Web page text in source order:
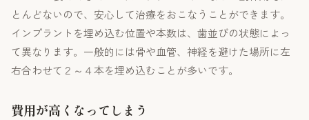
とんどないので、安心して治療をおこなうことができます。
インプラントを埋め込む位置や本数は、歯並びの状態によっ
て異なります。一般的には骨や血管、神経を避けた場所に左
右合わせて２～４本を埋め込むことが多いです。
費用が高くなってしまう